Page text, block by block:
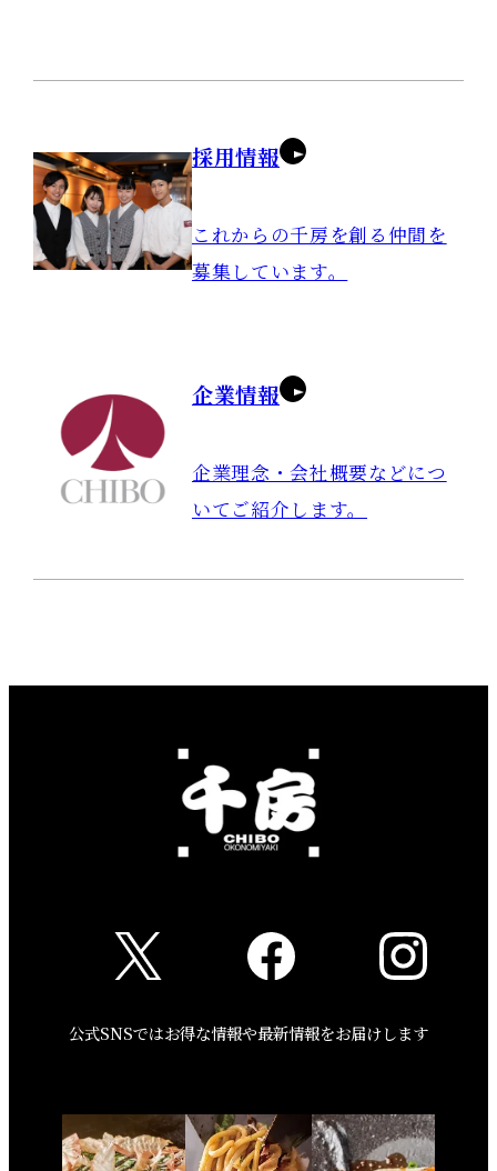
採用情報
これからの千房を創る仲間を
募集しています。
企業情報
企業理念・会社概要などにつ
いてご紹介します。
公式SNSではお得な情報や最新情報をお届けします